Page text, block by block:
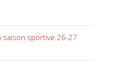
saison sportive 26-27